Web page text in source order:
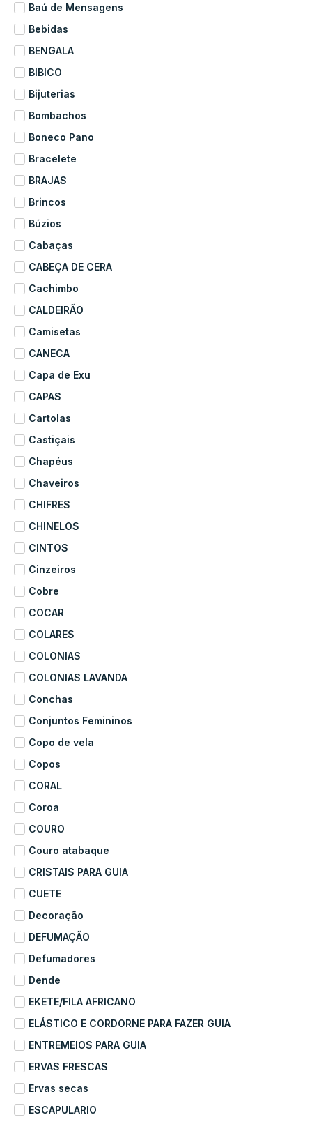
Baú de Mensagens
Bebidas
BENGALA
BIBICO
Bijuterias
Bombachos
Boneco Pano
Bracelete
BRAJAS
Brincos
Búzios
Cabaças
CABEÇA DE CERA
Cachimbo
CALDEIRÃO
Camisetas
CANECA
Capa de Exu
CAPAS
Cartolas
Castiçais
Chapéus
Chaveiros
CHIFRES
CHINELOS
CINTOS
Cinzeiros
Cobre
COCAR
COLARES
COLONIAS
COLONIAS LAVANDA
Conchas
Conjuntos Femininos
Copo de vela
Copos
CORAL
Coroa
COURO
Couro atabaque
CRISTAIS PARA GUIA
CUETE
Decoração
DEFUMAÇÃO
Defumadores
Dende
EKETE/FILA AFRICANO
ELÁSTICO E CORDORNE PARA FAZER GUIA
ENTREMEIOS PARA GUIA
ERVAS FRESCAS
Ervas secas
ESCAPULARIO